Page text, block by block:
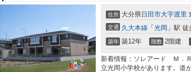
住所 大分県 日田市大字渡里
交通 久大本線 「 光岡 」駅 徒
築年 築12年 階数 2階建
新着情報：ソレアード Ｍ．
立光岡小学校があります。道